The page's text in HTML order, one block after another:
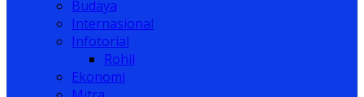
Budaya
Internasional
Infotorial
Rohil
Ekonomi